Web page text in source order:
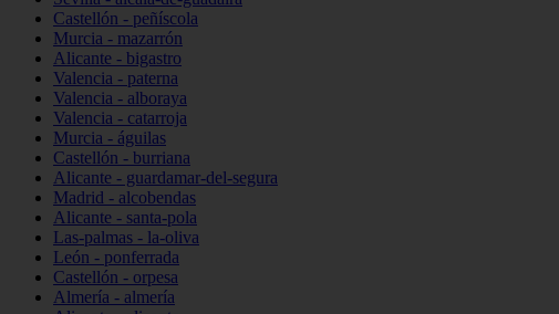
Castellón - peñíscola
Murcia - mazarrón
Alicante - bigastro
Valencia - paterna
Valencia - alboraya
Valencia - catarroja
Murcia - águilas
Castellón - burriana
Alicante - guardamar-del-segura
Madrid - alcobendas
Alicante - santa-pola
Las-palmas - la-oliva
León - ponferrada
Castellón - orpesa
Almería - almería